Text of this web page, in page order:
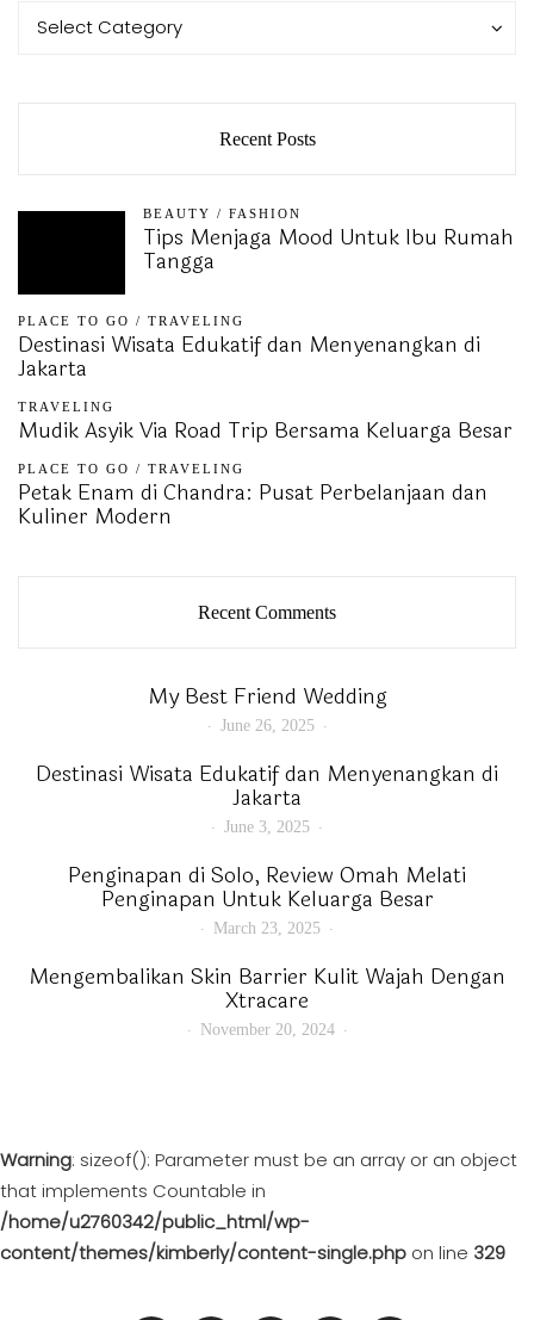
Categories
Select Category
Categories
Recent Posts
BEAUTY / FASHION
Tips Menjaga Mood Untuk Ibu Rumah
Tangga
PLACE TO GO / TRAVELING
Destinasi Wisata Edukatif dan Menyenangkan di
Jakarta
TRAVELING
Mudik Asyik Via Road Trip Bersama Keluarga Besar
PLACE TO GO / TRAVELING
Petak Enam di Chandra: Pusat Perbelanjaan dan
Kuliner Modern
Recent Comments
My Best Friend Wedding
June 26, 2025
Destinasi Wisata Edukatif dan Menyenangkan di
Jakarta
June 3, 2025
Penginapan di Solo, Review Omah Melati
Penginapan Untuk Keluarga Besar
March 23, 2025
Mengembalikan Skin Barrier Kulit Wajah Dengan
Xtracare
November 20, 2024
Warning: sizeof(): Parameter must be an array or an object
that implements Countable in
/home/u2760342/public_html/wp-
content/themes/kimberly/content-single.php on line 329